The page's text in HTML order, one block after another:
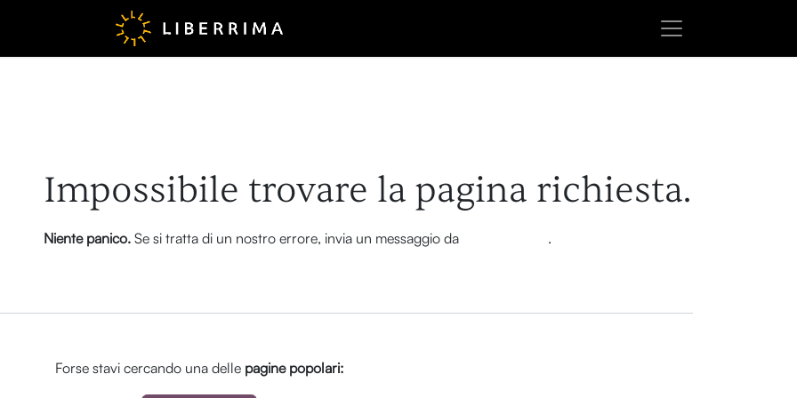
Errore 404
Impossibile trovare la pagina richiesta.
Niente panico. Se si tratta di un nostro errore, invia un messaggio da .
Forse stavi cercando una delle pagine popolari: